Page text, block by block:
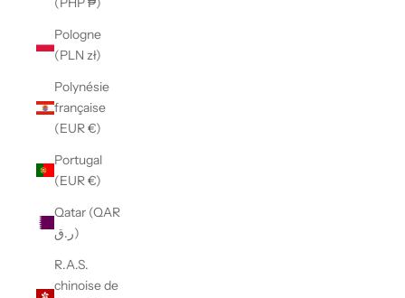
Pologne
(PLN zł)
Polynésie
française
(EUR €)
Portugal
(EUR €)
Qatar (QAR
ر.ق)
R.A.S.
chinoise de